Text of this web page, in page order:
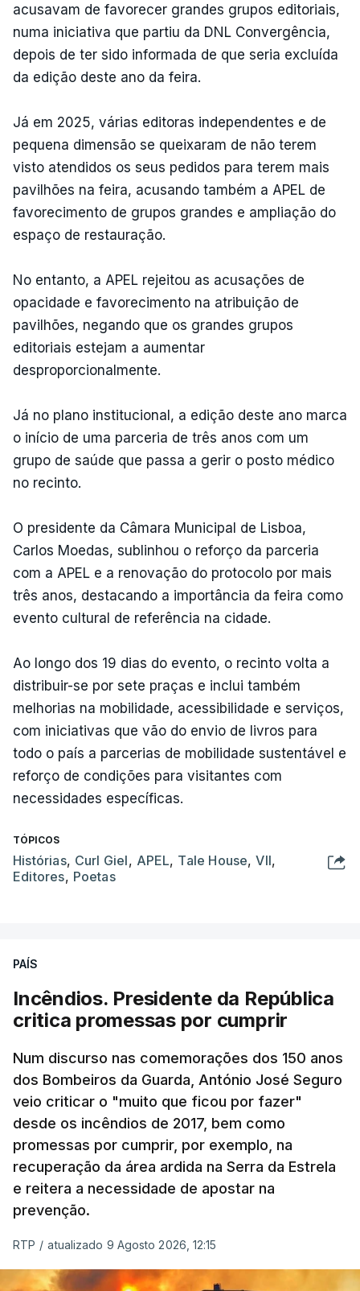
acusavam de favorecer grandes grupos editoriais,
numa iniciativa que partiu da DNL Convergência,
depois de ter sido informada de que seria excluída
da edição deste ano da feira.
Já em 2025, várias editoras independentes e de
pequena dimensão se queixaram de não terem
visto atendidos os seus pedidos para terem mais
pavilhões na feira, acusando também a APEL de
favorecimento de grupos grandes e ampliação do
espaço de restauração.
No entanto, a APEL rejeitou as acusações de
opacidade e favorecimento na atribuição de
pavilhões, negando que os grandes grupos
editoriais estejam a aumentar
desproporcionalmente.
Já no plano institucional, a edição deste ano marca
o início de uma parceria de três anos com um
grupo de saúde que passa a gerir o posto médico
no recinto.
O presidente da Câmara Municipal de Lisboa,
Carlos Moedas, sublinhou o reforço da parceria
com a APEL e a renovação do protocolo por mais
três anos, destacando a importância da feira como
evento cultural de referência na cidade.
Ao longo dos 19 dias do evento, o recinto volta a
distribuir-se por sete praças e inclui também
melhorias na mobilidade, acessibilidade e serviços,
com iniciativas que vão do envio de livros para
todo o país a parcerias de mobilidade sustentável e
reforço de condições para visitantes com
necessidades específicas.
TÓPICOS
Histórias, Curl Giel, APEL, Tale House,VII,
Editores, Poetas
PAÍS
Incêndios. Presidente da República
critica promessas por cumprir
Num discurso nas comemorações dos 150 anos
dos Bombeiros da Guarda, António José Seguro
veio criticar o "muito que ficou por fazer"
desde os incêndios de 2017, bem como
promessas por cumprir, por exemplo, na
recuperação da área ardida na Serra da Estrela
e reitera a necessidade de apostar na
prevenção.
RTP / atualizado 9 Agosto 2026, 12:15